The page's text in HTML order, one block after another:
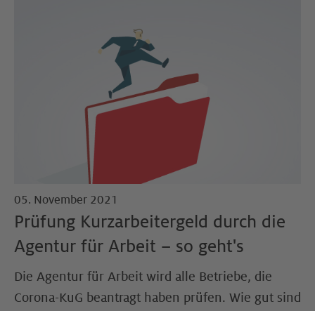
05. November 2021
Prüfung Kurzarbeitergeld durch die
Agentur für Arbeit – so geht's
Die Agentur für Arbeit wird alle Betriebe, die
Corona-KuG beantragt haben prüfen. Wie gut sind